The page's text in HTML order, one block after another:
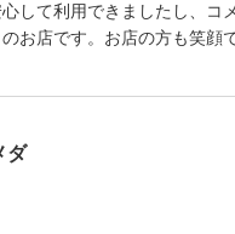
して利用できましたし、コ
お店です。お店の方も笑顔
ダ